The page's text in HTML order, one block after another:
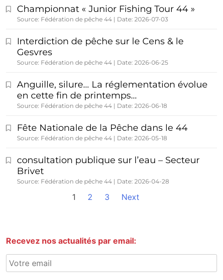
Championnat « Junior Fishing Tour 44 »
Source: Fédération de pêche 44 Date: 2026-07-03
Interdiction de pêche sur le Cens & le
Gesvres
Source: Fédération de pêche 44 Date: 2026-06-25
Anguille, silure… La réglementation évolue
en cette fin de printemps…
Source: Fédération de pêche 44 Date: 2026-06-18
Fête Nationale de la Pêche dans le 44
Source: Fédération de pêche 44 Date: 2026-05-18
consultation publique sur l’eau – Secteur
Brivet
Source: Fédération de pêche 44 Date: 2026-04-28
1 2 3 Next
Recevez nos actualités par email: